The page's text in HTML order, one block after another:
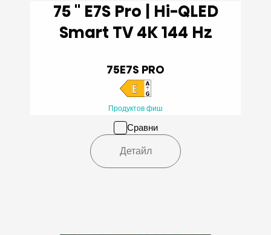
75 '' E7S Pro | Hi-QLED
Smart TV 4K 144 Hz
75E7S PRO
Продуктов фиш
Сравни
Детайл